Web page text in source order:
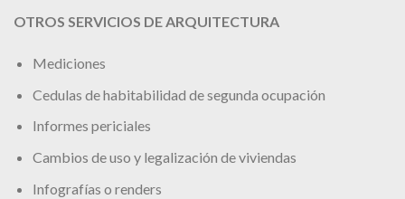
OTROS SERVICIOS DE ARQUITECTURA
Mediciones
Cedulas de habitabilidad de segunda ocupación
Informes periciales
Cambios de uso y legalización de viviendas
Infografías o renders